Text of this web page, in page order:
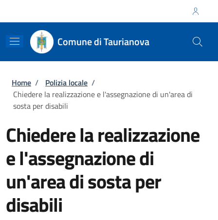
Comune di Taurianova
Briciole di pane
Home / Polizia locale /
Chiedere la realizzazione e l'assegnazione di un'area di
sosta per disabili
Chiedere la realizzazione
e l'assegnazione di
un'area di sosta per
disabili